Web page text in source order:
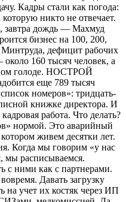
Кадры стали как погода:
никто не отвечает.
завтра дождь — Махмуд
бизнес на 100, 200,
дефицит рабочих
160 тысяч человек, а
голоде. НОСТРОЙ
еще 789 тысяч
номеров»: тридцать-
книжке директора. И
работа. Что делать?
нормой. Это аварийный
живем десятки лет.
Когда мы говорим «у нас
мы расписываемся.
с ними как с партнерами.
Давать загрузку
на учет их костяк через ИП